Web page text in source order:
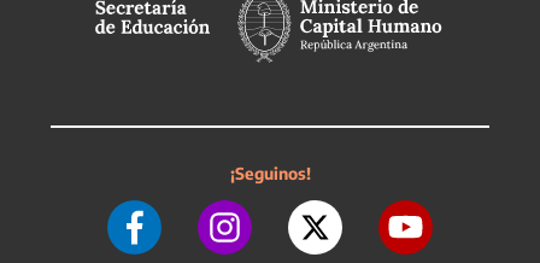
¡Seguinos!